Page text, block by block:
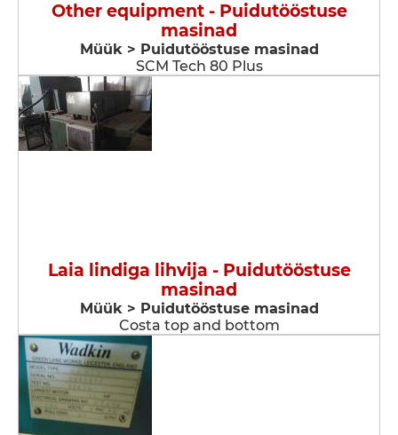
Other equipment - Puidutööstuse
masinad
Müük > Puidutööstuse masinad
SCM Tech 80 Plus
Laia lindiga lihvija - Puidutööstuse
masinad
Müük > Puidutööstuse masinad
Costa top and bottom